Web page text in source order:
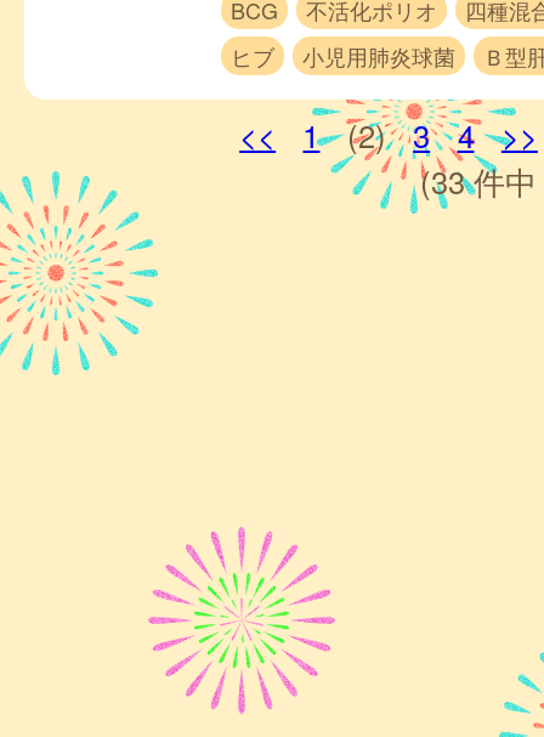
BCG
不活化ポリオ
四種混
ヒブ
小児用肺炎球菌 Ｂ型
<< 1 (2) 3 4
>>
(33 件